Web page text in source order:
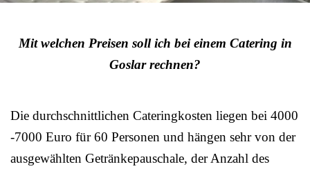
Mit welchen Preisen soll ich bei einem Catering in
Goslar rechnen?
Die durchschnittlichen Cateringkosten liegen bei 4000
-7000 Euro für 60 Personen und hängen sehr von der
ausgewählten Getränkepauschale, der Anzahl des